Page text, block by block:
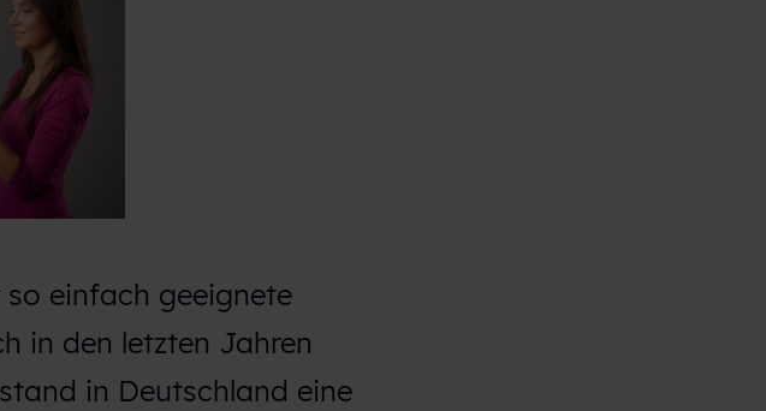
einfach geeignete
in den letzten Jahren
in Deutschland eine